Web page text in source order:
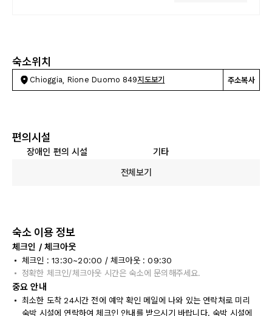
숙소위치
Chioggia, Rione Duomo 849지도보기 주소복사
편의시설
장애인 편의 시설
기타
전체보기
숙소 이용 정보
체크인 / 체크아웃
체크인 : 13:30~20:00 / 체크아웃 : 09:30
정확한 체크인/체크아웃 시간은 숙소에 문의해주세요.
중요 안내
최소한 도착 24시간 전에 예약 확인 메일에 나와 있는 연락처로 미리
숙박 시설에 연락하여 체크인 안내를 받으시기 바랍니다. 숙박 시설에